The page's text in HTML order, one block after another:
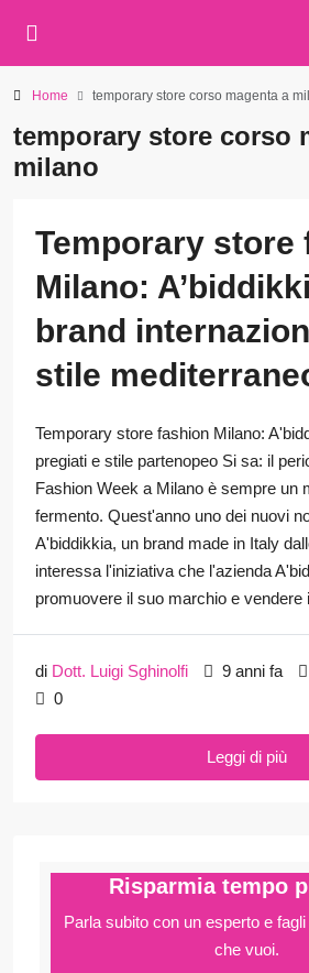
Home temporary store corso magenta a
temporary store corso
milano
Temporary store
Milano:
brand
stile
Temporary store fashion Milano:
pregiati e stile partenopeo Si sa: il
Fashion Week a Milano è sempre un
fermento. Quest'anno uno dei nuovi
A'biddikkia, un brand made in Italy
interessa l'iniziativa che l'azienda
promuovere il suo marchio e vendere
di Dott. Luigi Sghinolfi 9 anni fa
0
Leggi di più
Risparmia tempo
Parla subito con un esperto e fagli
che vuoi.